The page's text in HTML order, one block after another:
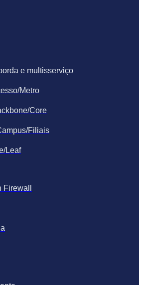
e multisserviço
Metro
Core
Filiais
Leaf